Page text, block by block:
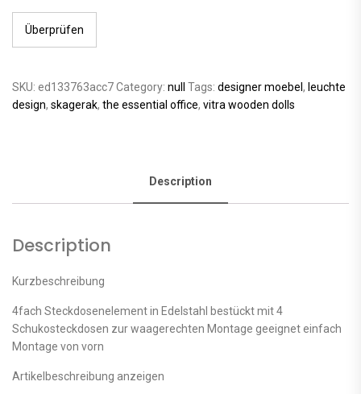
Überprüfen
SKU: ed133763acc7Category: null Tags: designer moebel , leuchte
design, skagerak, the essential office, vitra wooden dolls
Description
Description
Kurzbeschreibung
4fach Steckdosenelement in Edelstahl bestückt mit 4
Schukosteckdosen zur waagerechten Montage geeignet einfach
Montage von vorn
Artikelbeschreibung anzeigen